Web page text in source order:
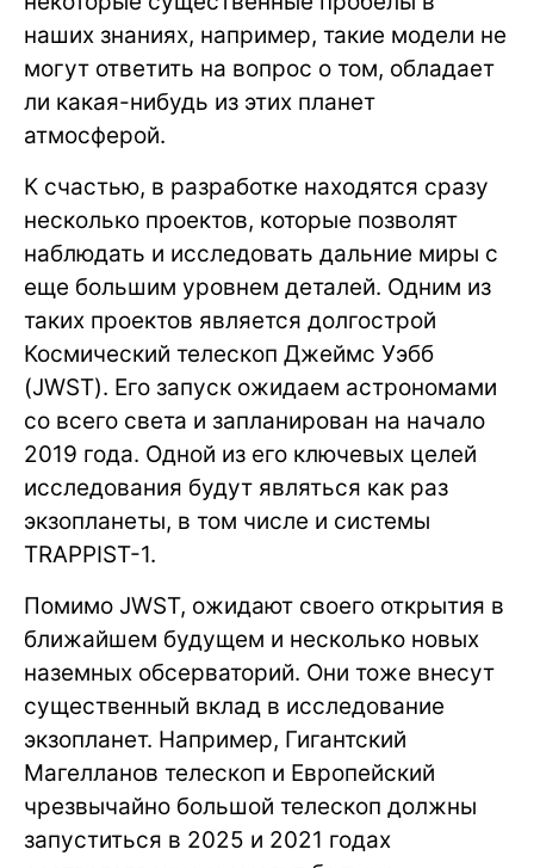
наших знаниях, например, такие модели не
могут ответить на вопрос о том, обладает
ли какая-нибудь из этих планет
атмосферой.
К счастью, в разработке находятся сразу
несколько проектов, которые позволят
наблюдать и исследовать дальние миры с
еще большим уровнем деталей. Одним из
таких проектов является долгострой
Космический телескоп Джеймс Уэбб
(JWST). Его запуск ожидаем астрономами
со всего света и запланирован на начало
2019 года. Одной из его ключевых целей
исследования будут являться как раз
экзопланеты, в том числе и системы
TRAPPIST-1.
Помимо JWST, ожидают своего открытия в
ближайшем будущем и несколько новых
наземных обсерваторий. Они тоже внесут
существенный вклад в исследование
экзопланет. Например, Гигантский
Магелланов телескоп и Европейский
чрезвычайно большой телескоп должны
запуститься в 2025 и 2021 годах